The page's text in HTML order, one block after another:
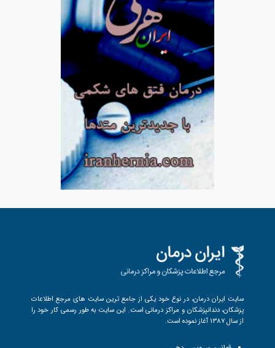
سایت ایران درمان، در نوع خود یکی از جامع ترین سایت های مرجع اطلاعات
پزشکان، دندانپزشکان و مراکز درمانی است. این سایت به طور رسمی کار خود را
از سال 1387 آغاز نموده است.